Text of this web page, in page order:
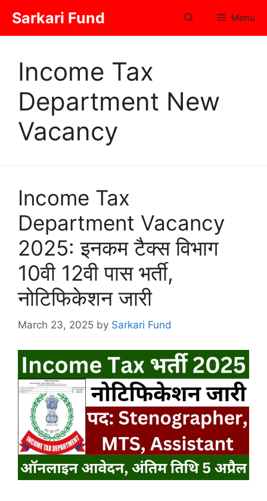
content
Sarkari Fund Menu
Income Tax
Department New
Vacancy
Income Tax
Department Vacancy
2025: इनकम टैक्स विभाग
10वी 12वी पास भर्ती,
नोटिफिकेशन जारी
March 23, 2025 by Sarkari Fund